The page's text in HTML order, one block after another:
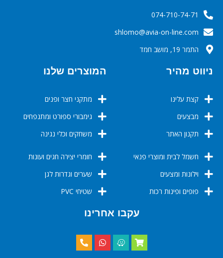
074-710-74-71
‬‬‬shlomo@avia-on-line.com‬
התמר 19, מושב חמד
ניווט מהיר
קצת עלינו
מבצעים
תקנון האתר
המוצרים שלנו
מתקני חצר ופנים
גימבורי ספורט ומתנפחים
משחקים וכלי נגינה
חשמל לבית ומוצרי פנאי
וילונות ומצעים
פופים ופינות רכות
חומרי יצירה חגים ועונות
שערים וגדרות לגן
שטיחי PVC
עקבו אחרינו